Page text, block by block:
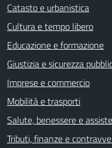
Catasto e urbanistica
Cultura e tempo libero
Educazione e formazione
Giustizia e sicurezza
Imprese e commercio
Mobilità e trasporti
Salute, benessere e
Tributi, finanze e